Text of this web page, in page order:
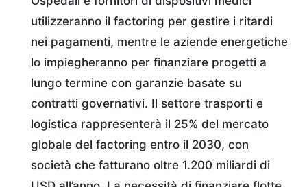
utilizzeranno il factoring per gestire i ritardi
nei pagamenti, mentre le aziende energetiche
lo impiegheranno per finanziare progetti a
lungo termine con garanzie basate su
contratti governativi. Il settore trasporti e
logistica rappresenterà il 25% del mercato
globale del factoring entro il 2030, con
società che fatturano oltre 1.200 miliardi di